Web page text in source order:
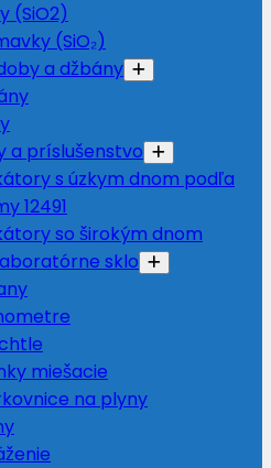
(SiO2)
(SiO₂)
a džbány
a príslušenstvo
s úzkym dnom podľa
12491
so širokým dnom
sklo
miešacie
na plyny